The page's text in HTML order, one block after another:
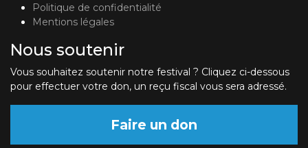
Politique de confidentialité
Mentions légales
Nous soutenir
Vous souhaitez soutenir notre festival ? Cliquez ci-dessous
pour effectuer votre don, un reçu fiscal vous sera adressé.
Faire un don